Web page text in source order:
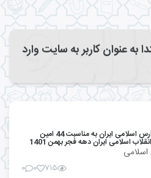
به عنوان کاربر به سایت وارد
بیانیه کانون مدارس اسلامی ایران به مناسبت 44 امین
اسلامی ایران دهه فجر بهمن 1401
۷۱۵ ۰ ۰